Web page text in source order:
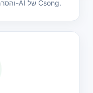
והסרת ווקל ללא יציאה מאקוסיסטמת ה-AI של Csong.